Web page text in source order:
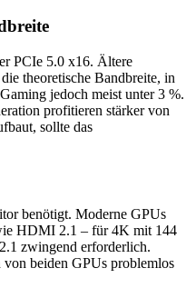
PCIe 5.0 x16. Ältere
theoretische Bandbreite, in
jedoch meist unter 3 %.
profitieren stärker von
sollte das
benötigt. Moderne GPUs
HDMI 2.1 – für 4K mit 144
zwingend erforderlich.
beiden GPUs problemlos